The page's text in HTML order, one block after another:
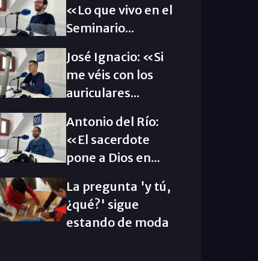
«Lo que vivo en el
Seminario...
José Ignacio: «Si
me véis con los
auriculares...
Antonio del Río:
«El sacerdote
pone a Dios en...
La pregunta 'y tú,
¿qué?' sigue
estando de moda